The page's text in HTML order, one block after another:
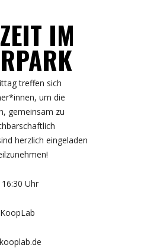
IM
treffen sich
um die
gemeinsam zu
herzlich eingeladen
Uhr